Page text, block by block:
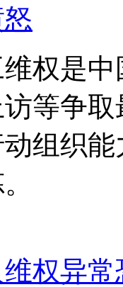
权是
等争
组织
权异